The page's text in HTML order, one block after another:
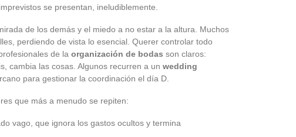
se presentan, ineludiblemente.
de los demás y el miedo a no estar a la altura. Muchos
perdiendo de vista lo esencial. Querer controlar todo
de la organización de bodas son claros:
cambia las cosas. Algunos recurren a un wedding
para gestionar la coordinación el día D.
que más a menudo se repiten:
vago, que ignora los gastos ocultos y termina